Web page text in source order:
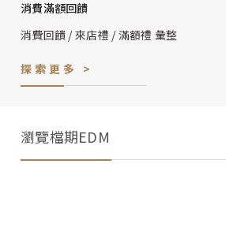
消費滿額回饋
消費回饋 / 來店禮 / 滿額禮 彙整
探索更多 >
瀏覽檔期EDM